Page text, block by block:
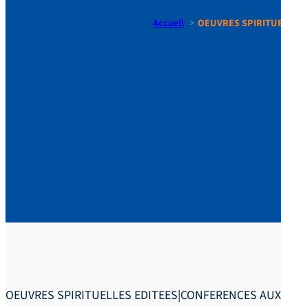
Accueil OEUVRES
OEUVRES SPIRITUELLES EDITEES|CONFERENCES